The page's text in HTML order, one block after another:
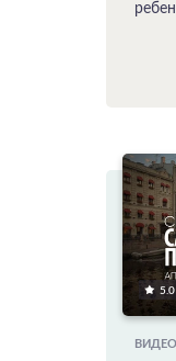
5.0